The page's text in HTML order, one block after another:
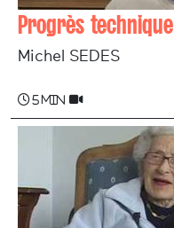
Progrès
Michel SEDES
5 min